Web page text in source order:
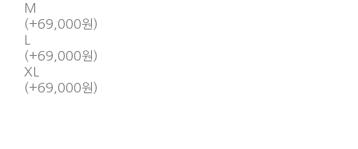
M
(+69,000원)
(+69,000원)
XL
(+69,000원)